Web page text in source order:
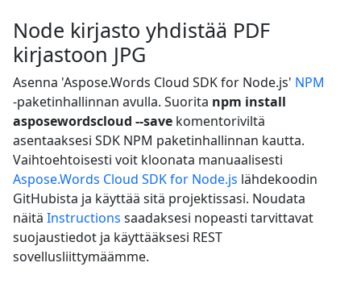
Node kirjasto yhdistää PDF
kirjastoon JPG
Asenna 'Aspose.Words Cloud SDK for Node.js' NPM
-paketinhallinnan avulla. Suorita npm install
asposewordscloud --save komentoriviltä
asentaaksesi SDK NPM paketinhallinnan kautta.
Vaihtoehtoisesti voit kloonata manuaalisesti
Aspose.Words Cloud SDK for Node.js lähdekoodin
GitHubista ja käyttää sitä projektissasi. Noudata
näitä Instructions saadaksesi nopeasti tarvittavat
suojaustiedot ja käyttääksesi REST
sovellusliittymäämme.